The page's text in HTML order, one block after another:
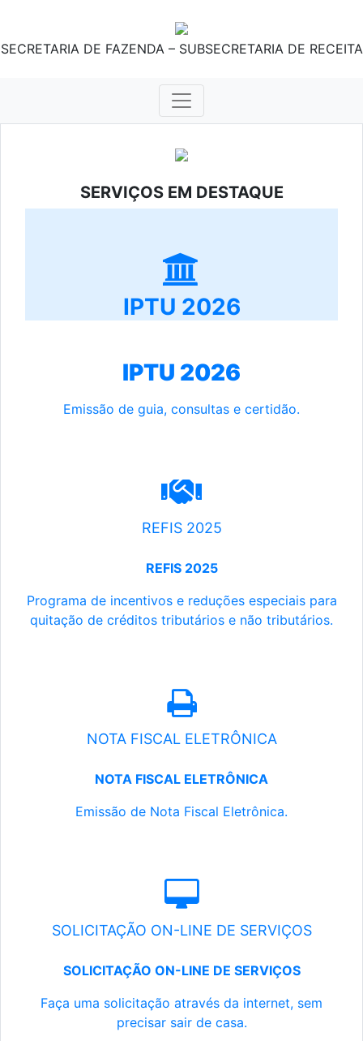
SECRETARIA DE FAZENDA – SUBSECRETARIA DE RECEITA
SERVIÇOS EM DESTAQUE
IPTU 2026
IPTU 2026
Emissão de guia, consultas e certidão.
REFIS 2025
REFIS 2025
Programa de incentivos e reduções especiais para
quitação de créditos tributários e não tributários.
NOTA FISCAL ELETRÔNICA
NOTA FISCAL ELETRÔNICA
Emissão de Nota Fiscal Eletrônica.
SOLICITAÇÃO ON-LINE DE SERVIÇOS
SOLICITAÇÃO ON-LINE DE SERVIÇOS
Faça uma solicitação através da internet, sem
precisar sair de casa.